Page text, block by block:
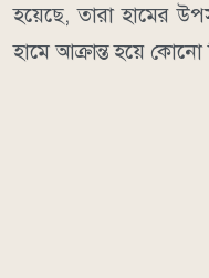
হয়েছে, তারা হামের
হামে আক্রান্ত হয়ে